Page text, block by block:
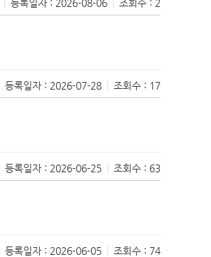
등록일자 : 2026-08-06 조회수 : 2
등록일자 : 2026-07-28 조회수 : 17
등록일자 : 2026-06-25 조회수 : 63
등록일자 : 2026-06-05 조회수 : 74